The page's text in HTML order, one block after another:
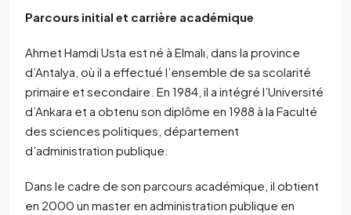
Parcours initial et carrière académique
Ahmet Hamdi Usta est né à Elmalı, dans la province
d’Antalya, où il a effectué l’ensemble de sa scolarité
primaire et secondaire. En 1984, il a intégré l’Université
d’Ankara et a obtenu son diplôme en 1988 à la Faculté
des sciences politiques, département
d’administration publique.
Dans le cadre de son parcours académique, il obtient
en 2000 un master en administration publique en